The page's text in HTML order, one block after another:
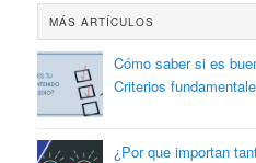
MÁS ARTÍCULOS
Cómo saber si es
Criterios
¿Por que importan